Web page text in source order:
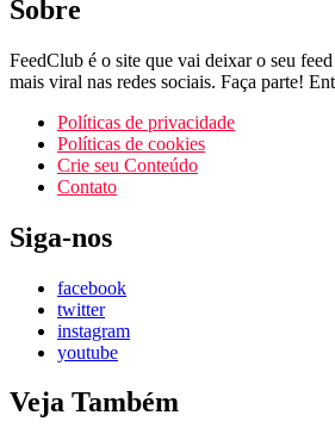
Sobre
FeedClub é o site que vai deixar o seu
mais viral nas redes sociais. Faça parte!
Políticas de privacidade
Políticas de cookies
Crie seu Conteúdo
Contato
Siga-nos
facebook
twitter
instagram
youtube
Veja Também